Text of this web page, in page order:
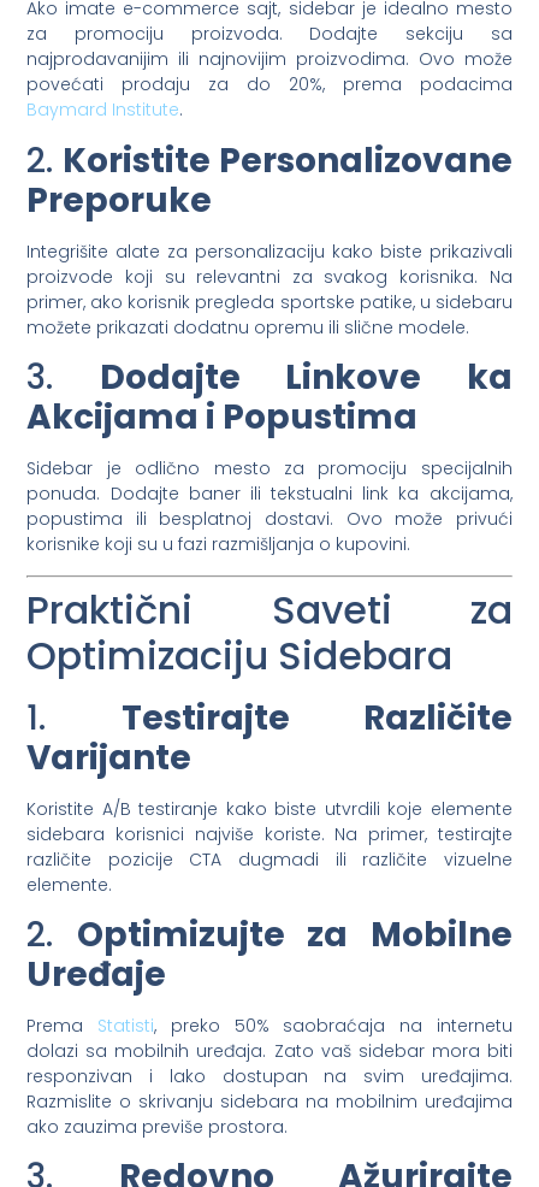
Ako imate e-commerce sajt, sidebar je idealno mesto
za promociju proizvoda. Dodajte sekciju sa
najprodavanijim ili najnovijim proizvodima. Ovo može
povećati prodaju za do 20%, prema podacima
Baymard Institute.
2. Koristite Personalizovane
Preporuke
Integrišite alate za personalizaciju kako biste prikazivali
proizvode koji su relevantni za svakog korisnika. Na
primer, ako korisnik pregleda sportske patike, u sidebaru
možete prikazati dodatnu opremu ili slične modele.
3. Dodajte Linkove ka
Akcijama i Popustima
Sidebar je odlično mesto za promociju specijalnih
ponuda. Dodajte baner ili tekstualni link ka akcijama,
popustima ili besplatnoj dostavi. Ovo može privući
korisnike koji su u fazi razmišljanja o kupovini.
Praktični Saveti za
Optimizaciju Sidebara
1. Testirajte Različite
Varijante
Koristite A/B testiranje kako biste utvrdili koje elemente
sidebara korisnici najviše koriste. Na primer, testirajte
različite pozicije CTA dugmadi ili različite vizuelne
elemente.
2. Optimizujte za Mobilne
Uređaje
Prema Statisti, preko 50% saobraćaja na internetu
dolazi sa mobilnih uređaja. Zato vaš sidebar mora biti
responzivan i lako dostupan na svim uređajima.
Razmislite o skrivanju sidebara na mobilnim uređajima
ako zauzima previše prostora.
3. Redovno Ažurirajte